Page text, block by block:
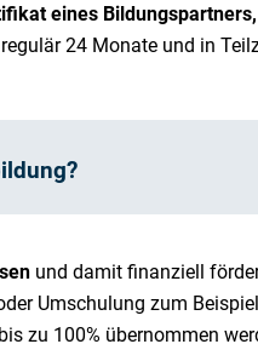
eines Bildungspartners,
24 Monate und in
und damit finanziell
Umschulung zum
zu 100% übernommen